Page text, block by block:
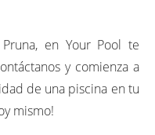
en Your Pool te
y comienza a
de una piscina en tu
mismo!